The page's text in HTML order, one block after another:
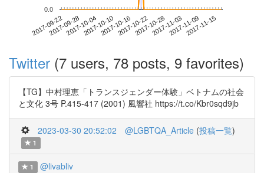
2017-09-222017-09-282017-10-042017-10-102017-10-162017-10-222017-10-282017-11-032017-11-092017-11-15
0.0
Twitter (7 users, 78 posts, 9 favorites)
【TG】中村理恵「トランスジェンダー体験」ベトナムの社会
と文化 3号 P.415-417 (2001) 風響社 https://t.co/Kbr0sqd9jb
2023-03-30 20:52:02 @LGBTQA_Article (投稿一覧)
1
1 @livabliv